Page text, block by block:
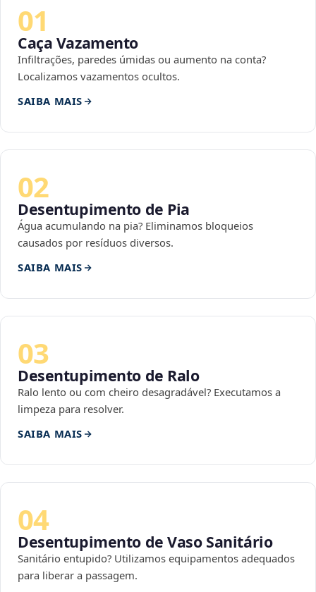
01
Caça Vazamento
Infiltrações, paredes úmidas ou aumento na conta?
Localizamos vazamentos ocultos.
SAIBA MAIS
02
Desentupimento de Pia
Água acumulando na pia? Eliminamos bloqueios
causados por resíduos diversos.
SAIBA MAIS
03
Desentupimento de Ralo
Ralo lento ou com cheiro desagradável? Executamos a
limpeza para resolver.
SAIBA MAIS
04
Desentupimento de Vaso Sanitário
Sanitário entupido? Utilizamos equipamentos adequados
para liberar a passagem.